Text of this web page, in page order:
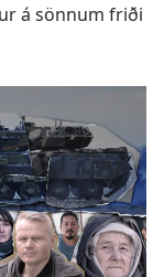
á sönnum friði